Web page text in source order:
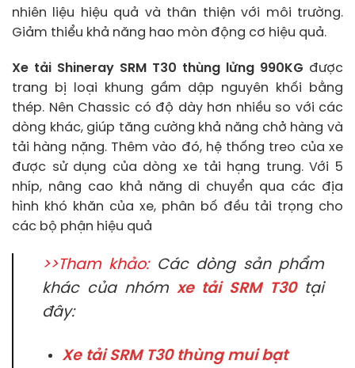
nhiên liệu hiệu quả và thân thiện với môi trường.
Giảm thiểu khả năng hao mòn động cơ hiệu quả.
Xe tải Shineray SRM T30 thùng lửng 990KG được
trang bị loại khung gầm dập nguyên khối bằng
thép. Nên Chassic có độ dày hơn nhiều so với các
dòng khác, giúp tăng cường khả năng chở hàng và
tải hàng nặng. Thêm vào đó, hệ thống treo của xe
được sử dụng của dòng xe tải hạng trung. Với 5
nhíp, nâng cao khả năng di chuyển qua các địa
hình khó khăn của xe, phân bố đều tải trọng cho
các bộ phận hiệu quả
>>Tham khảo:Các dòng sản phẩm
khác của nhóm xe tải SRM T30tại
đây:
Xe tải SRM T30 thùng mui bạt